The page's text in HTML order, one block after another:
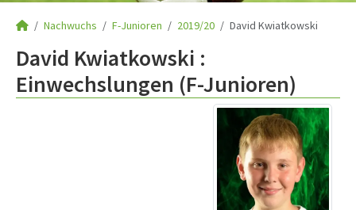
Nachwuchs F-Junioren 2019/20 David Kwiatkowski
David Kwiatkowski :
Einwechslungen (F-Junioren)